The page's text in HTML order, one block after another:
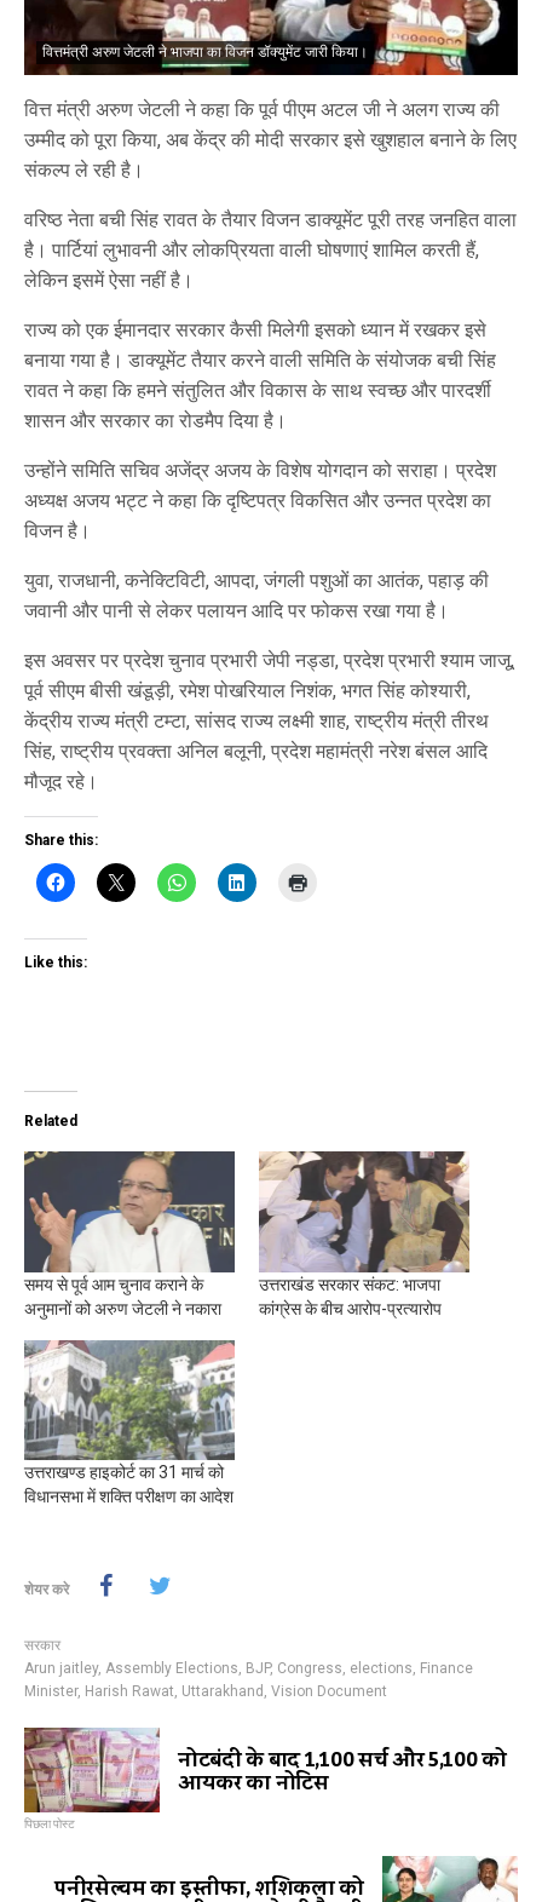
वित्तमंत्री अरुण जेटली ने भाजपा का विजन डॉक्युमेंट जारी किया।
वित्त मंत्री अरुण जेटली ने कहा कि पूर्व पीएम अटल जी ने अलग राज्य की
उम्मीद को पूरा किया, अब केंद्र की मोदी सरकार इसे खुशहाल बनाने के लिए
संकल्प ले रही है।
वरिष्ठ नेता बची सिंह रावत के तैयार विजन डाक्यूमेंट पूरी तरह जनहित वाला
है। पार्टियां लुभावनी और लोकप्रियता वाली घोषणाएं शामिल करती हैं,
लेकिन इसमें ऐसा नहीं है।
राज्य को एक ईमानदार सरकार कैसी मिलेगी इसको ध्यान में रखकर इसे
बनाया गया है। डाक्यूमेंट तैयार करने वाली समिति के संयोजक बची सिंह
रावत ने कहा कि हमने संतुलित और विकास के साथ स्वच्छ और पारदर्शी
शासन और सरकार का रोडमैप दिया है।
उन्होंने समिति सचिव अजेंद्र अजय के विशेष योगदान को सराहा। प्रदेश
अध्यक्ष अजय भट्ट ने कहा कि दृष्टिपत्र विकसित और उन्नत प्रदेश का
विजन है।
युवा, राजधानी, कनेक्टिविटी, आपदा, जंगली पशुओं का आतंक, पहाड़ की
जवानी और पानी से लेकर पलायन आदि पर फोकस रखा गया है।
इस अवसर पर प्रदेश चुनाव प्रभारी जेपी नड्डा, प्रदेश प्रभारी श्याम जाजू,
पूर्व सीएम बीसी खंडूड़ी, रमेश पोखरियाल निशंक, भगत सिंह कोश्यारी,
केंद्रीय राज्य मंत्री टम्टा, सांसद राज्य लक्ष्मी शाह, राष्ट्रीय मंत्री तीरथ
सिंह, राष्ट्रीय प्रवक्ता अनिल बलूनी, प्रदेश महामंत्री नरेश बंसल आदि
मौजूद रहे।
Share this:
Like this:
Related
समय से पूर्व आम चुनाव कराने के
अनुमानों को अरुण जेटली ने नकारा
उत्तराखंड सरकार संकट: भाजपा
कांग्रेस के बीच आरोप-प्रत्यारोप
उत्तराखण्ड हाइकोर्ट का 31 मार्च को
विधानसभा में शक्ति परीक्षण का आदेश
शेयर करे
सरकार
Arun jaitley, Assembly Elections, BJP, Congress, elections, Finance
Minister, Harish Rawat, Uttarakhand , Vision Document
नोटबंदी के बाद 1,100 सर्च और 5,100 को
आयकर का नोटिस
पिछला पोस्ट
पनीरसेल्वम का इस्तीफा, शशिकला को